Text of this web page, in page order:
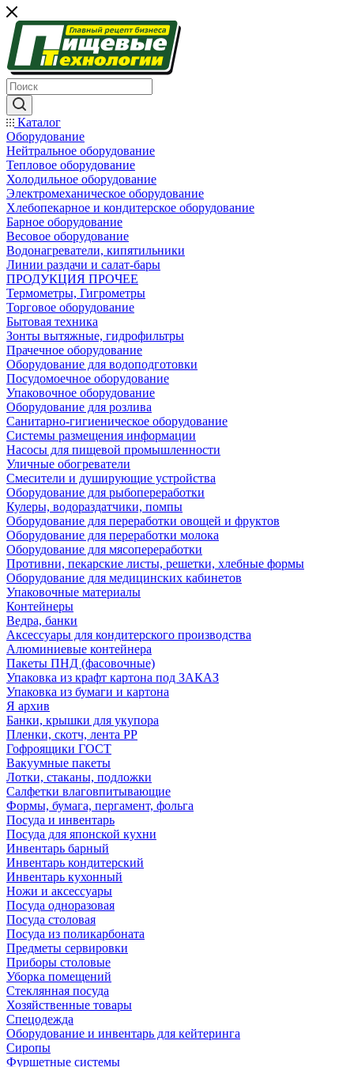
Каталог
Оборудование
Нейтральное оборудование
Тепловое оборудование
Холодильное оборудование
Электромеханическое оборудование
Хлебопекарное и кондитерское оборудование
Барное оборудование
Весовое оборудование
Водонагреватели, кипятильники
Линии раздачи и салат-бары
ПРОДУКЦИЯ ПРОЧЕЕ
Термометры, Гигрометры
Торговое оборудование
Бытовая техника
Зонты вытяжные, гидрофильтры
Прачечное оборудование
Оборудование для водоподготовки
Посудомоечное оборудование
Упаковочное оборудование
Оборудование для розлива
Санитарно-гигиеническое оборудование
Системы размещения информации
Насосы для пищевой промышленности
Уличные обогреватели
Смесители и душирующие устройства
Оборудование для рыбопереработки
Кулеры, водораздатчики, помпы
Оборудование для переработки овощей и фруктов
Оборудование для переработки молока
Оборудование для мясопереработки
Противни, пекарские листы, решетки, хлебные формы
Оборудование для медицинских кабинетов
Упаковочные материалы
Контейнеры
Ведра, банки
Аксессуары для кондитерского производства
Алюминиевые контейнера
Пакеты ПНД (фасовочные)
Упаковка из крафт картона под ЗАКАЗ
Упаковка из бумаги и картона
Я архив
Банки, крышки для укупора
Пленки, скотч, лента РР
Гофроящики ГОСТ
Вакуумные пакеты
Лотки, стаканы, подложки
Салфетки влаговпитывающие
Формы, бумага, пергамент, фольга
Посуда и инвентарь
Посуда для японской кухни
Инвентарь барный
Инвентарь кондитерский
Инвентарь кухонный
Ножи и аксессуары
Посуда одноразовая
Посуда столовая
Посуда из поликарбоната
Предметы сервировки
Приборы столовые
Уборка помещений
Стеклянная посуда
Хозяйственные товары
Спецодежда
Оборудование и инвентарь для кейтеринга
Сиропы
Фуршетные системы